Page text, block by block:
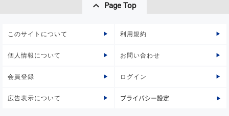
Page Top
このサイトについて 利用規約
個人情報について お問い合わせ
会員登録 ログイン
広告表示について プライバシー設定